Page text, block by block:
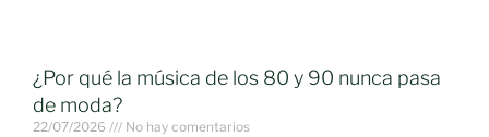
¿Por qué la música de los 80 y 90 nunca pasa
de moda?
22/07/2026 No hay comentarios